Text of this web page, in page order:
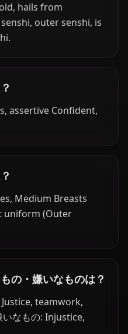
hails from
outer senshi, is
assertive Confident,
Medium Breasts
uniform (Outer
の・嫌いなものは？
teamwork,
なもの: Injustice,